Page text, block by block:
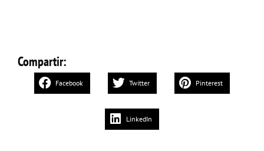
Compartir:
Facebook Twitter Pinterest
LinkedIn